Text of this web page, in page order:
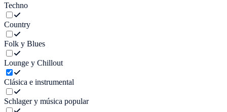
Techno
Country
Folk y Blues
Lounge y Chillout
Clásica e instrumental
Schlager y música popular